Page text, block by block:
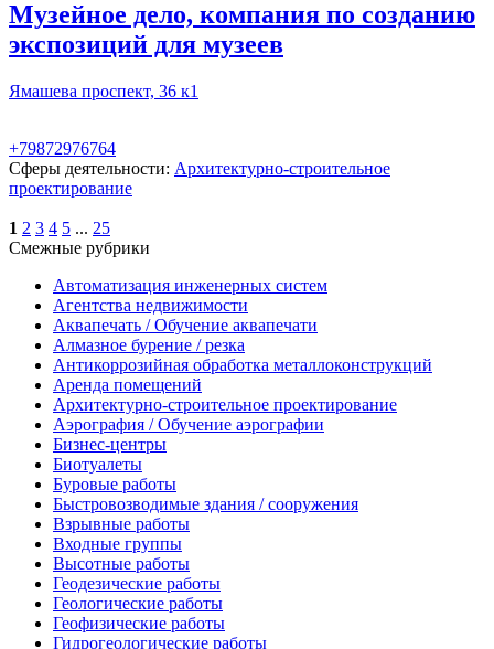
Музейное дело, компания по созданию
экспозиций для музеев
Ямашева проспект, 36 к1
+79872976764
Сферы деятельности: Архитектурно-строительное
проектирование
1 2 3 4 5 ... 25
Смежные рубрики
Автоматизация инженерных систем
Агентства недвижимости
Аквапечать / Обучение аквапечати
Алмазное бурение / резка
Антикоррозийная обработка металлоконструкций
Аренда помещений
Архитектурно-строительное проектирование
Аэрография / Обучение аэрографии
Бизнес-центры
Биотуалеты
Буровые работы
Быстровозводимые здания / сооружения
Взрывные работы
Входные группы
Высотные работы
Геодезические работы
Геологические работы
Геофизические работы
Гидрогеологические работы